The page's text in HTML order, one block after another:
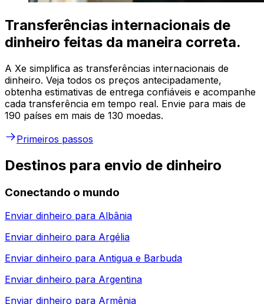
Transferências internacionais de
dinheiro feitas da maneira correta.
A Xe simplifica as transferências internacionais de
dinheiro. Veja todos os preços antecipadamente,
obtenha estimativas de entrega confiáveis e acompanhe
cada transferência em tempo real. Envie para mais de
190 países em mais de 130 moedas.
Primeiros passos
Destinos para envio de dinheiro
Conectando o mundo
Enviar dinheiro para Albânia
Enviar dinheiro para Argélia
Enviar dinheiro para Antigua e Barbuda
Enviar dinheiro para Argentina
Enviar dinheiro para Armênia